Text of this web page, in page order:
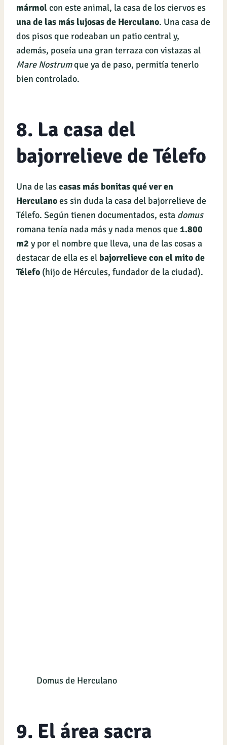
mármolcon este animal, la casa de los ciervos es
una de las más lujosas de Herculano. Una casa de
dos pisos que rodeaban un patio central y,
además, poseía una gran terraza con vistazas al
Mare Nostrumque ya de paso, permitía tenerlo
bien controlado.
8. La casa del
bajorrelieve de Télefo
Una de lascasas más bonitas qué ver en
Herculanoes sin duda la casa del bajorrelieve de
Télefo. Según tienen documentados, esta domus
romana tenía nada más y nada menos que 1.800
m2 y por el nombre que lleva, una de las cosas a
destacar de ella es el bajorrelieve con el mito de
Télefo (hijo de Hércules, fundador de la ciudad).
Domus de Herculano
9. El área sacra